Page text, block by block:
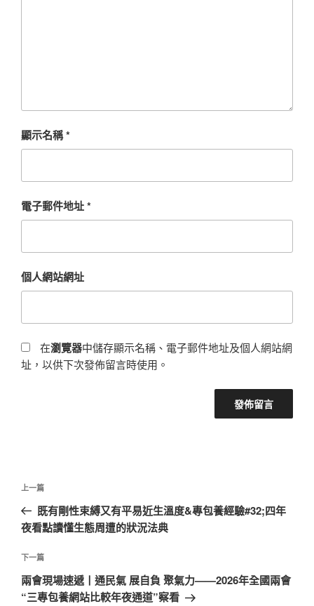
顯示名稱*
電子郵件地址*
個人網站網址
在瀏覽器中儲存顯示名稱、電子郵件地址及個人網站網
址，以供下次發佈留言時使用。
文
導
覽
上
一
篇
章
上一篇
既有剛性束縛又有平易近生溫度&專包養經驗#32;四年
夜看點讀懂生態周遭的狀況法典
下
一
篇
下一篇
兩會現場速遞丨通民氣 展自負 聚氣力——2026年全國兩會
“三專包養網站比較年夜通道”察看